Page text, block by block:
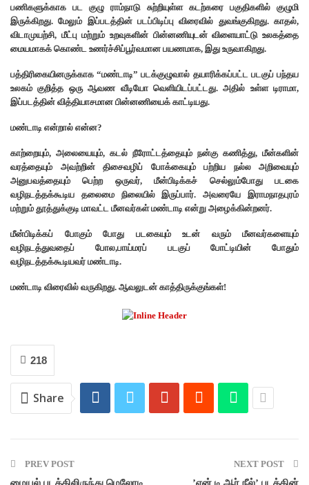
பணிகளுக்காக பட குழு ராம்நாடு சுற்றியுள்ள கடற்கரை பகுதிகளில் குழுமி
இருக்கிறது. மேலும் இப்படத்தின் படப்பிடிப்பு விரைவில் துவங்குகிறது. காதல்,
விடாமுயற்சி, மீட்பு மற்றும் உறவுகளின் பின்னணியுடன் விளையாட்டு உலகத்தை
மையமாகக் கொண்ட உணர்ச்சிப்பூர்வமான பயணமாக, இது உருவாகிறது.
பத்திரிகையினருக்காக “மண்டாடி” படக்குழுவால் தயாரிக்கப்பட்ட படகுப் பந்தய
உலகம் குறித்த ஒரு ஆவண வீடியோ வெளியிடப்பட்டது. அதில் உள்ள டிராமா,
இப்படத்தின் வித்தியாசமான பின்னணியைக் காட்டியது.
மண்டாடி என்றால் என்ன?
காற்றையும், அலையையும், கடல் நீரோட்டத்தையும் நன்கு கணித்து, மீன்களின்
வரத்தையும் அவற்றின் திசைவழிப் போக்கையும் பற்றிய நல்ல அறிவையும்
அனுபவத்தையும் பெற்ற ஒருவர், மீன்பிடிக்கச் செல்லும்போது படகை
வழிநடத்தக்கூடிய தலைமை நிலையில் இருப்பார். அவரையே இராமநாதபுரம்
மற்றும் தூத்துக்குடி மாவட்ட மீனவர்கள் மண்டாடி என்று அழைக்கின்றனர்.
மீன்பிடிக்கப் போகும் போது படகையும் உடன் வரும் மீனவர்களையும்
வழிநடத்துவதைப் போல,பாய்மரப் படகுப் போட்டியின் போதும்
வழிநடத்தக்கூடியவர் மண்டாடி.
மண்டாடி விரைவில் வருகிறது. ஆவலுடன் காத்திருக்குங்கள்!
218
Share
PREV POST NEXT POST